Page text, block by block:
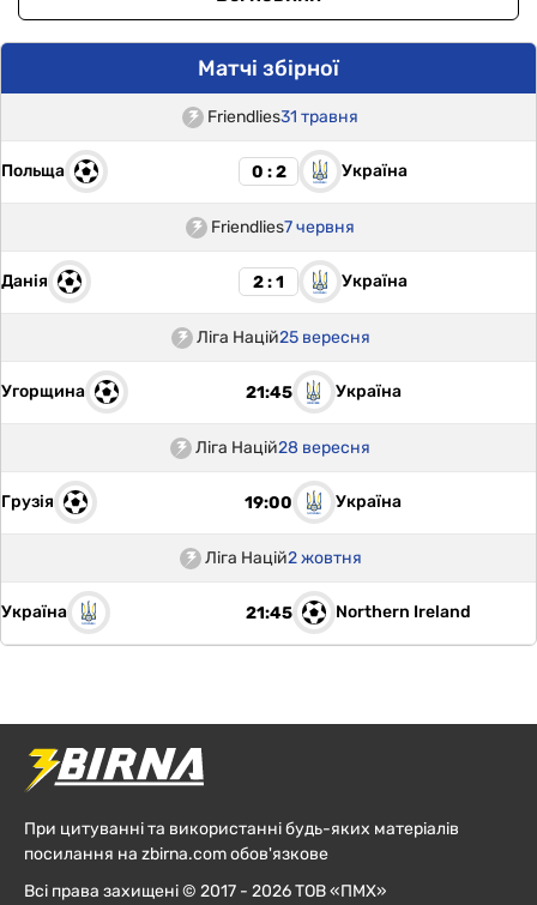
Матчі збірної
Friendlies31 травня
Польща 0 : 2 Україна
Friendlies7 червня
Данія 2 : 1 Україна
Ліга Націй25 вересня
Угорщина 21:45 Україна
Ліга Націй28 вересня
Грузія 19:00 Україна
Ліга Націй2 жовтня
Україна 21:45 Northern Ireland
При цитуванні та використанні будь-яких матеріалів
посилання на zbirna.com обов'язкове
Всі права захищені © 2017 - 2026 ТОВ «ПМХ»